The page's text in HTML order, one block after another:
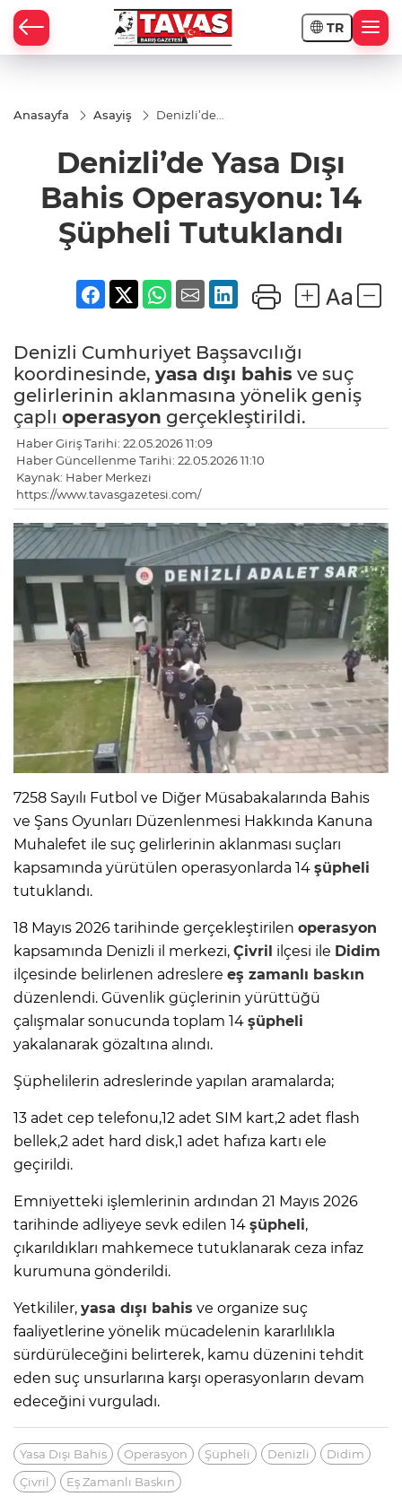
TR
Anasayfa Asayiş
Denizli’de
Operasyonu:
14 Şüpheli
Denizli’de Yasa Dışı
Bahis Operasyonu: 14
Şüpheli Tutuklandı
Denizli Cumhuriyet Başsavcılığı
koordinesinde, yasa dışı bahis ve suç
gelirlerinin aklanmasına yönelik geniş
çaplı operasyon gerçekleştirildi.
Haber Giriş Tarihi: 22.05.2026 11:09
Haber Güncellenme Tarihi: 22.05.2026 11:10
Kaynak: Haber Merkezi
https://www.tavasgazetesi.com/
7258 Sayılı Futbol ve Diğer Müsabakalarında Bahis
ve Şans Oyunları Düzenlenmesi Hakkında Kanuna
Muhalefet ile suç gelirlerinin aklanması suçları
kapsamında yürütülen operasyonlarda 14 şüpheli
tutuklandı.
18 Mayıs 2026 tarihinde gerçekleştirilen operasyon
kapsamında Denizli il merkezi, Çivril ilçesi ile Didim
ilçesinde belirlenen adreslere eş zamanlı baskın
düzenlendi. Güvenlik güçlerinin yürüttüğü
çalışmalar sonucunda toplam 14 şüpheli
yakalanarak gözaltına alındı.
Şüphelilerin adreslerinde yapılan aramalarda;
13 adet cep telefonu,12 adet SIM kart,2 adet flash
bellek,2 adet hard disk,1 adet hafıza kartı ele
geçirildi.
Emniyetteki işlemlerinin ardından 21 Mayıs 2026
tarihinde adliyeye sevk edilen 14 şüpheli,
çıkarıldıkları mahkemece tutuklanarak ceza infaz
kurumuna gönderildi.
Yetkililer, yasa dışı bahis ve organize suç
faaliyetlerine yönelik mücadelenin kararlılıkla
sürdürüleceğini belirterek, kamu düzenini tehdit
eden suç unsurlarına karşı operasyonların devam
edeceğini vurguladı.
Yasa Dışı Bahis Operasyon Şüpheli Denizli
Didim
Çivril
Eş Zamanlı Baskın